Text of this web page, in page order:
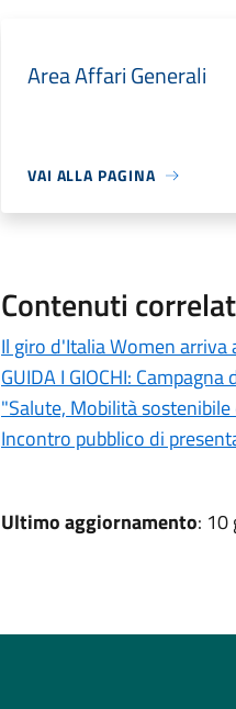
Area Affari Generali
VAI ALLA PAGINA
Contenuti
Il giro d'Italia Women arriva
GUIDA I GIOCHI:
"Salute, Mobilità
Incontro pubblico di
Ultimo aggiornamento: 10